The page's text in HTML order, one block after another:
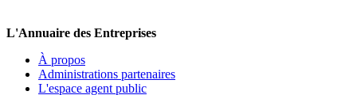
L'Annuaire des Entreprises
À propos
Administrations partenaires
L'espace agent public